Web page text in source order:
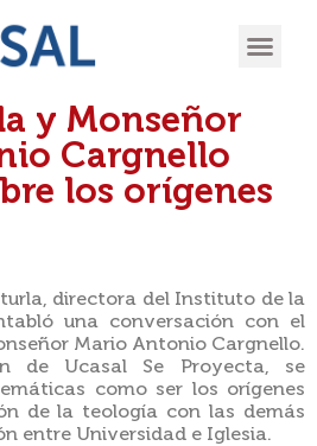
y Monseñor
Cargnello
los orígenes
directora del Instituto de la
una conversación con el
Mario Antonio Cargnello.
de Ucasal Se Proyecta, se
como ser los orígenes
de la teología con las demás
entre Universidad e Iglesia.